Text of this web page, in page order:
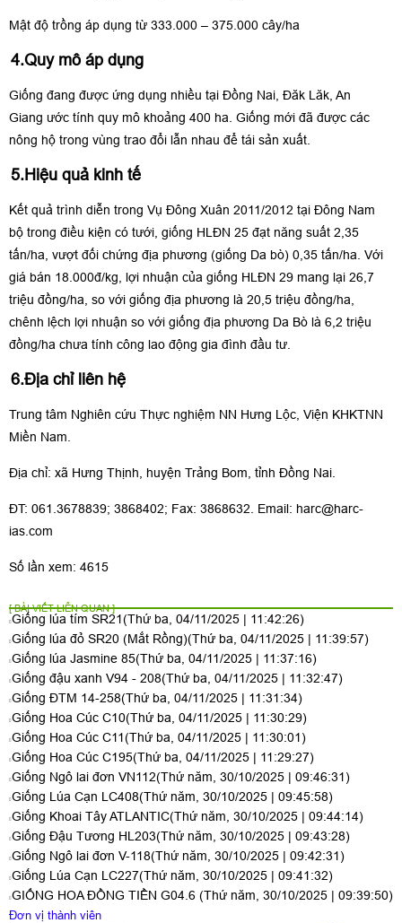
Mật độ trồng áp dụng từ 333.000 – 375.000 cây/ha
4.Quy mô áp dụng
Giống đang được ứng dụng nhiều tại Đồng Nai, Đăk Lăk, An
Giang ước tính quy mô khoảng 400 ha. Giống mới đã được các
nông hộ trong vùng trao đổi lẫn nhau để tái sản xuất.
5.Hiệu quả kinh tế
Kết quả trình diễn trong Vụ Đông Xuân 2011/2012 tại Đông Nam
bộ trong điều kiện có tưới, giống HLĐN 25 đạt năng suất 2,35
tấn/ha, vượt đối chứng địa phương (giống Da bò) 0,35 tấn/ha. Với
giá bán 18.000đ/kg, lợi nhuận của giống HLĐN 29 mang lại 26,7
triệu đồng/ha, so với giống địa phương là 20,5 triệu đồng/ha,
chênh lệch lợi nhuận so với giống địa phương Da Bò là 6,2 triệu
đồng/ha chưa tính công lao động gia đình đầu tư.
6.Địa chỉ liên hệ
Trung tâm Nghiên cứu Thực nghiệm NN Hưng Lộc, Viện KHKTNN
Miền Nam.
Địa chỉ: xã Hưng Thịnh, huyện Trảng Bom, tỉnh Đồng Nai.
ĐT: 061.3678839; 3868402; Fax: 3868632. Email: harc@harc-
ias.com
Số lần xem: 4615
[ BÀI VIẾT LIÊN QUAN ]
Giống lúa tím SR21(Thứ ba, 04/11/2025 | 11:42:26)
Giống lúa đỏ SR20 (Mắt Rồng)(Thứ ba, 04/11/2025 | 11:39:57)
Giống lúa Jasmine 85(Thứ ba, 04/11/2025 | 11:37:16)
Giống đậu xanh V94 - 208(Thứ ba, 04/11/2025 | 11:32:47)
Giống ĐTM 14-258(Thứ ba, 04/11/2025 | 11:31:34)
Giống Hoa Cúc C10(Thứ ba, 04/11/2025 | 11:30:29)
Giống Hoa Cúc C11(Thứ ba, 04/11/2025 | 11:30:01)
Giống Hoa Cúc C195(Thứ ba, 04/11/2025 | 11:29:27)
Giống Ngô lai đơn VN112(Thứ năm, 30/10/2025 | 09:46:31)
Giống Lúa Cạn LC408(Thứ năm, 30/10/2025 | 09:45:58)
Giống Khoai Tây ATLANTIC(Thứ năm, 30/10/2025 | 09:44:14)
Giống Đậu Tương HL203(Thứ năm, 30/10/2025 | 09:43:28)
Giống Ngô lai đơn V-118(Thứ năm, 30/10/2025 | 09:42:31)
Giống Lúa Cạn LC227(Thứ năm, 30/10/2025 | 09:41:32)
GIỐNG HOA ĐỒNG TIỀN G04.6 (Thứ năm, 30/10/2025 | 09:39:50)
Đơn vị thành viên